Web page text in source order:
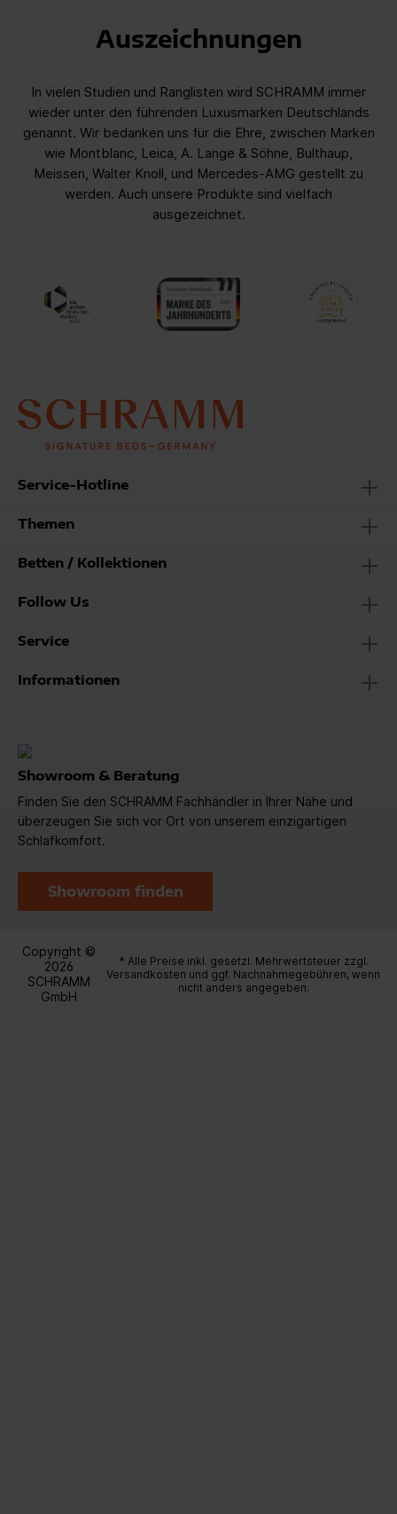
Auszeichnungen
In vielen Studien und Ranglisten wird SCHRAMM immer
wieder unter den führenden Luxusmarken Deutschlands
genannt. Wir bedanken uns für die Ehre, zwischen Marken
wie Montblanc, Leica, A. Lange & Söhne, Bulthaup,
Meissen, Walter Knoll, und Mercedes-AMG gestellt zu
werden. Auch unsere Produkte sind vielfach
ausgezeichnet.
Service-Hotline
Themen
Betten / Kollektionen
Follow Us
Service
Informationen
Showroom & Beratung
Finden Sie den SCHRAMM Fachhändler in Ihrer Nähe und
überzeugen Sie sich vor Ort von unserem einzigartigen
Schlafkomfort.
Showroom finden
Copyright ©
2026
SCHRAMM
GmbH
* Alle Preise inkl. gesetzl. Mehrwertsteuer zzgl.
Versandkosten und ggf. Nachnahmegebühren, wenn
nicht anders angegeben.